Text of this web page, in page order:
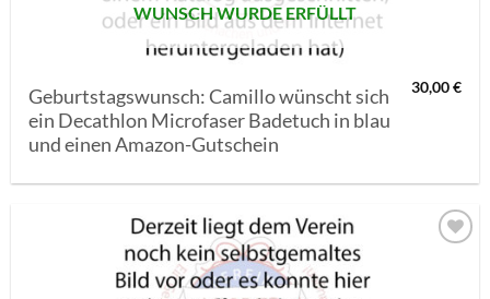
WUNSCH WURDE ERFÜLLT
Geburtstagswunsch: Camillo wünscht sich
ein Decathlon Microfaser Badetuch in blau
und einen Amazon-Gutschein
30,00€